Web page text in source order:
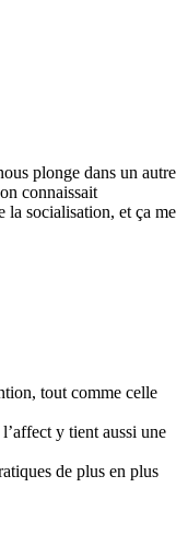
plonge dans un autre
connaissait
la socialisation, et ça me
tout comme celle
y tient aussi une
de plus en plus